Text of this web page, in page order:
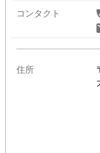
コンタクト
住所